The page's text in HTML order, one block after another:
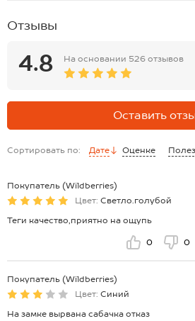
Отзывы
4.8 На основании 526 отзывов
Оставить
Сортировать по: Дате Оценке
Покупатель (Wildberries)
Цвет: Светло.голубой
Теги качество,приятно на ощупь
0 0
Покупатель (Wildberries)
Цвет: Синий
На замке вырвана сабачка отказ